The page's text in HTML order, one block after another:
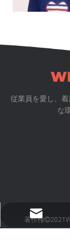
ガールズ ピュア
バー |カスタム
ウェア
従業員を愛し、
な
著作権